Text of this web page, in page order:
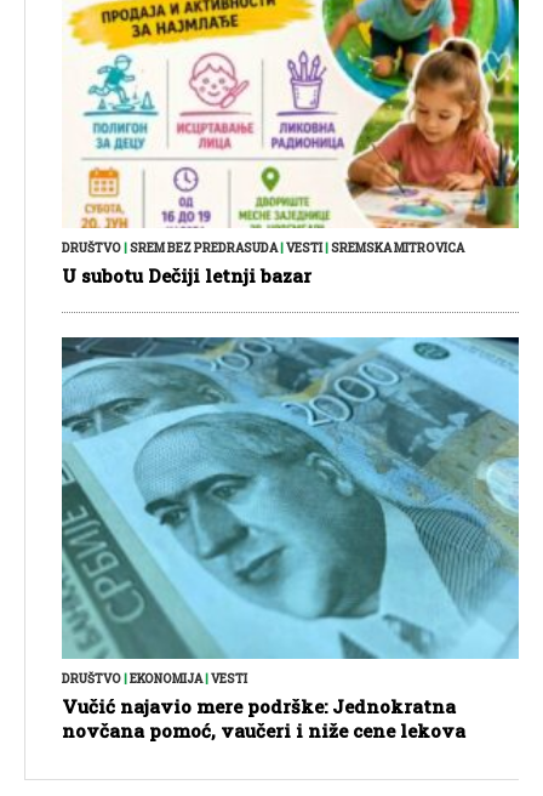
DRUŠTVO|SREM BEZ PREDRASUDA|VESTI|SREMSKA MITROVICA
U subotu Dečiji letnji bazar
DRUŠTVO EKONOMIJA| VESTI
Vučić najavio mere podrške: Jednokratna
novčana pomoć, vaučeri i niže cene lekova